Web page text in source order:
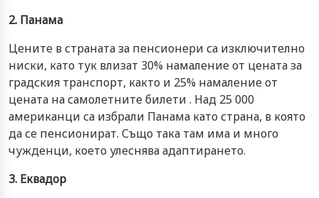
2. Панама
Цените в страната за пенсионери са изключително
ниски, като тук влизат 30% намаление от цената за
градския транспорт, както и 25% намаление от
цената на самолетните билети . Над 25 000
американци са избрали Панама като страна, в която
да се пенсионират. Също така там има и много
чужденци, което улеснява адаптирането.
3. Еквадор